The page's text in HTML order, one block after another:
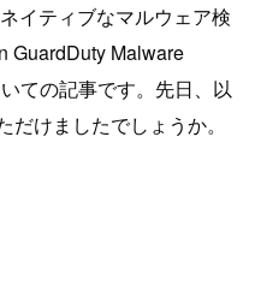
イティブなマルウェア検
GuardDuty Malware
ての記事です。先日、以
けましたでしょうか。